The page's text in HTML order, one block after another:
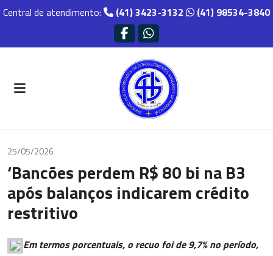
Central de atendimento: (41) 3423-3132 (41) 98534-3840
25/05/2026
‘Bancões perdem R$ 80 bi na B3
após balanços indicarem crédito
restritivo
Em termos porcentuais, o recuo foi de 9,7% no período,